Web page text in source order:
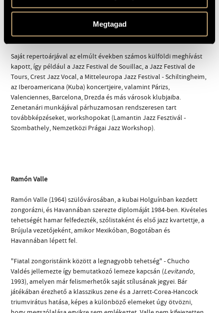
Megtagad
értek el:Agent Spirituel(2003),Different garden(2004),Opera
Budapest(2006), utóbbi felvételeiben olyan francia muzsikusok
vettek részt mint Airelle Besson, Matthieu Donarier, Sébastien
Boisseau és Joe Quitzke.
Saját repertoárjával az elmúlt években számos külföldi meghívást
kapott, így például a Jazz Festival de Souillac, a Jazz Festival de
Tours, Crest Jazz Vocal, a Mitteleuropa Jazz Festival - Schiltingheim,
az Iberoamericana (Kuba) koncertjeire, valamint Párizs,
Valenciennes, Barcelona, Drezda és más városok klubjaiba.
Zenetanári munkájával párhuzamosan rendszeresen tart
továbbképzéseket, workshopokat (Lamantin Jazz Fesztivál -
Szombathely, Nemzetközi Prágai Jazz Workshop).
Ramón Valle
Ramón Valle (1964) szülővárosában, a kubai Holguínban kezdett
zongorázni, és Havannában szerezte diplomáját 1984-ben. Kivételes
tehetségét hamar felfedezték, szólistaként és első jazz kvartettje, a
Brújula vezetőjeként, amikor Mexikóban, Bogotában és
Havannában lépett fel.
"Fiatal zongoristáink között a legnagyobb tehetség" - Chucho
Valdés jellemezte így bemutatkozó lemeze kapcsán (Levitando,
1993), amelyen már felismerhetők saját stílusának jegyei. Bár
játékában érezhető a klasszikus zene és a Jarrett-Corea-Hancock
triumvirátus hatása, képes a különböző elemeket úgy ötvözni,